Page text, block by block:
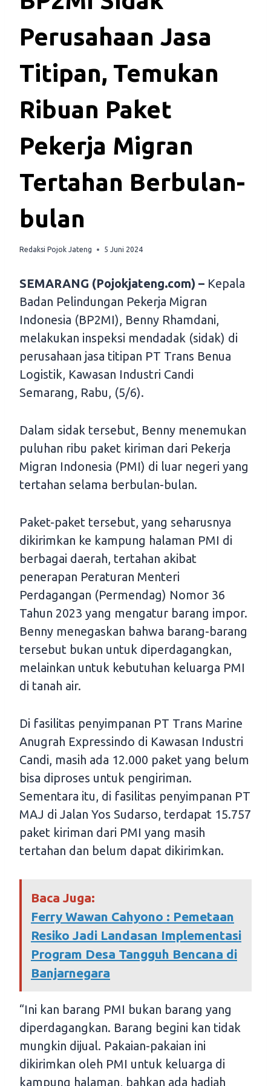
Perusahaan Jasa
Titipan, Temukan
Ribuan Paket
Pekerja Migran
Tertahan Berbulan-
bulan
Redaksi Pojok Jateng 5 Juni 2024
SEMARANG (Pojokjateng.com) – Kepala
Badan Pelindungan Pekerja Migran
Indonesia (BP2MI), Benny Rhamdani,
melakukan inspeksi mendadak (sidak) di
perusahaan jasa titipan PT Trans Benua
Logistik, Kawasan Industri Candi
Semarang, Rabu, (5/6).
Dalam sidak tersebut, Benny menemukan
puluhan ribu paket kiriman dari Pekerja
Migran Indonesia (PMI) di luar negeri yang
tertahan selama berbulan-bulan.
Paket-paket tersebut, yang seharusnya
dikirimkan ke kampung halaman PMI di
berbagai daerah, tertahan akibat
penerapan Peraturan Menteri
Perdagangan (Permendag) Nomor 36
Tahun 2023 yang mengatur barang impor.
Benny menegaskan bahwa barang-barang
tersebut bukan untuk diperdagangkan,
melainkan untuk kebutuhan keluarga PMI
di tanah air.
Di fasilitas penyimpanan PT Trans Marine
Anugrah Expressindo di Kawasan Industri
Candi, masih ada 12.000 paket yang belum
bisa diproses untuk pengiriman.
Sementara itu, di fasilitas penyimpanan PT
MAJ di Jalan Yos Sudarso, terdapat 15.757
paket kiriman dari PMI yang masih
tertahan dan belum dapat dikirimkan.
Baca Juga:
Ferry Wawan Cahyono : Pemetaan
Resiko Jadi Landasan Implementasi
Program Desa Tangguh Bencana di
Banjarnegara
“Ini kan barang PMI bukan barang yang
diperdagangkan. Barang begini kan tidak
mungkin dijual. Pakaian-pakaian ini
dikirimkan oleh PMI untuk keluarga di
kampung halaman, bahkan ada hadiah